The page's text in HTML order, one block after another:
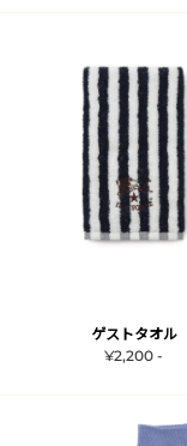
ゲストタオル
¥2,200 -